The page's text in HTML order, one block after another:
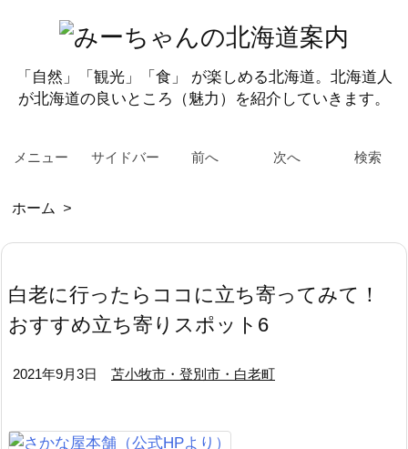
「自然」「観光」「食」 が楽しめる北海道。北海道人
が北海道の良いところ（魅力）を紹介していきます。
メニュー サイドバー 前へ 次へ 検索
ホーム >
白老に行ったらココに立ち寄ってみて！
おすすめ立ち寄りスポット6
2021年9月3日 苫小牧市・登別市・白老町